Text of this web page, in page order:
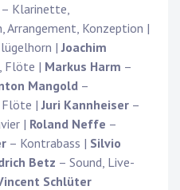
– Klarinette,
Arrangement, Konzeption |
|Joachim
Flöte | Markus Harm –
Mangold –
Flöte |Juri Kannheiser –
| Roland Neffe –
– Kontrabass | Silvio
Betz – Sound, Live-
Schlüter